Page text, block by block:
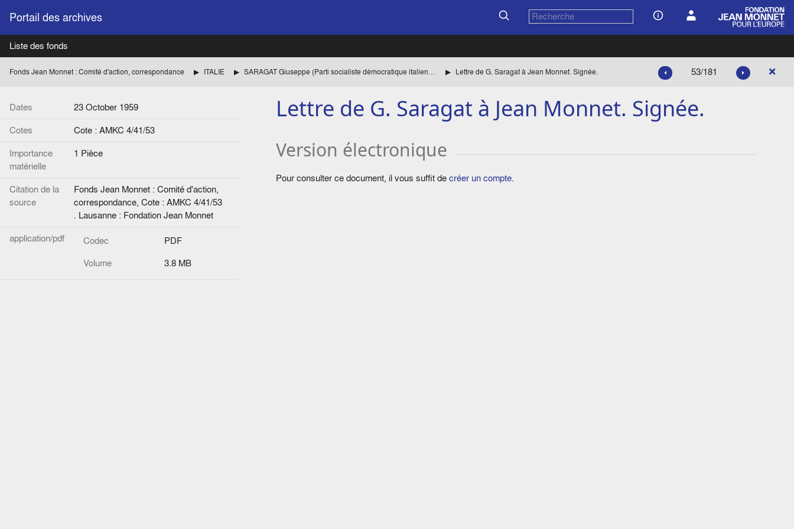
Portail des archives
Liste des fonds
Fonds Jean Monnet : Comité d'action, correspondance ITALIE SARAGAT Giuseppe (Parti socialiste démocratique italien, PSDI) Liste des èces Lettre de G. Saragat à Jean Monnet. Signée. 53/181
Dates
23 October 1959
Cotes
Cote : AMKC 4/41/53
Importance
matérielle
1 Pièce
Citation de la
source
Fonds Jean Monnet : Comité d'action,
correspondance, Cote : AMKC 4/41/53
. Lausanne : Fondation Jean Monnet
application/pdf
Codec
PDF
Volume
3.8 MB
Lettre de G. Saragat à Jean Monnet. Signée.
Version électronique
Pour consulter ce document, il vous suffit decréer un compte.